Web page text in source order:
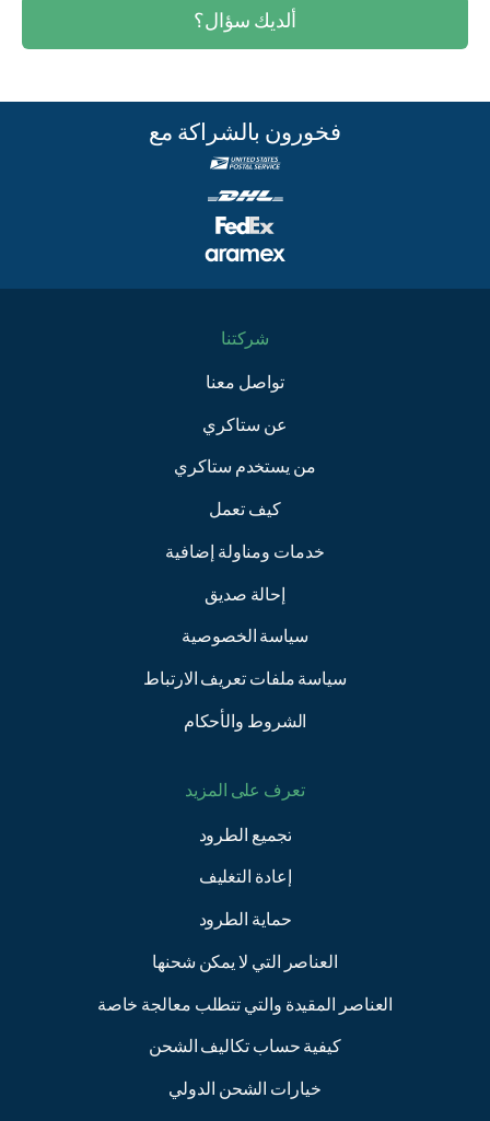
ألديك سؤال؟
فخورون بالشراكة مع
شركتنا
تواصل معنا
عن ستاكري
من يستخدم ستاكري
كيف تعمل
خدمات ومناولة إضافية
إحالة صديق
سياسة الخصوصية
سياسة ملفات تعريف الارتباط
الشروط والأحكام
تعرف على المزيد
تجميع الطرود
إعادة التغليف
حماية الطرود
العناصر التي لا يمكن شحنها
العناصر المقيدة والتي تتطلب معالجة خاصة
كيفية حساب تكاليف الشحن
خيارات الشحن الدولي